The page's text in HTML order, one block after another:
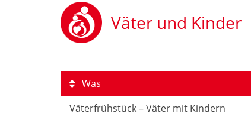
Väter und Kinder
Was
Väterfrühstück – Väter mit Kindern